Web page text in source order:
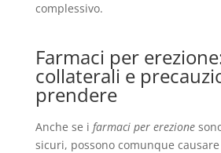
complessivo.
Farmaci per
collaterali e
prendere
Anche se i farmaci per erezione
sicuri, possono comunque